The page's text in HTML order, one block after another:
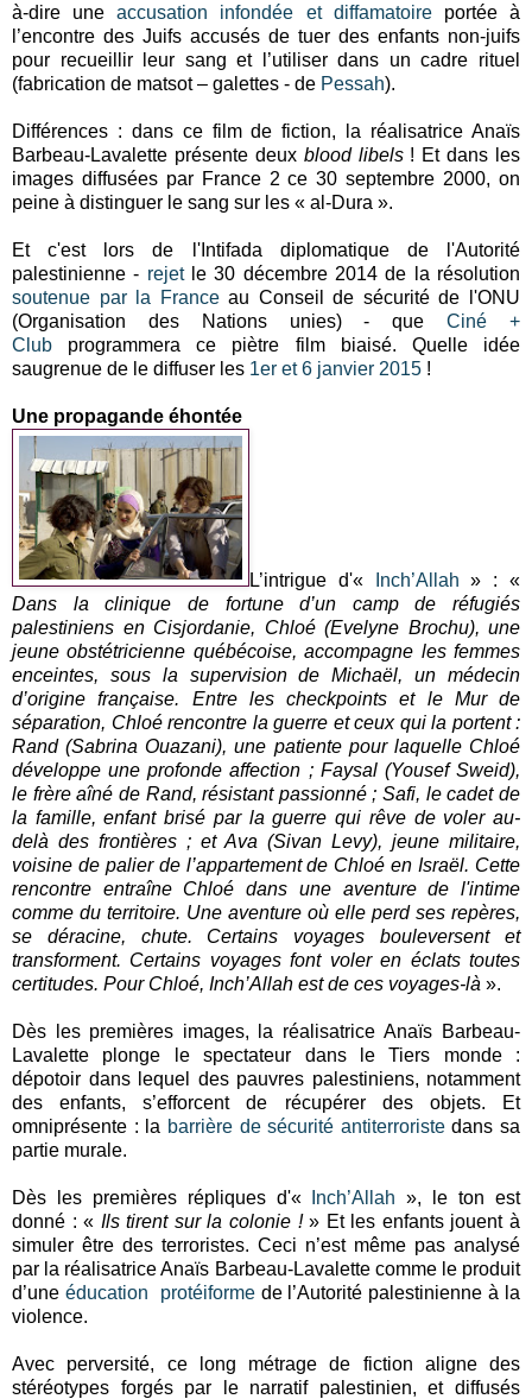
à-dire uneaccusation infondée et diffamatoireportée à
l’encontre des Juifs accusés de tuer des enfants non-juifs
pour recueillir leur sang et l’utiliser dans un cadre rituel
(fabrication de matsot – galettes - de Pessah).
Différences : dans ce film de fiction, la réalisatrice Anaïs
Barbeau-Lavalette présente deux blood libels! Et dans les
images diffusées par France 2 ce 30 septembre 2000, on
peine à distinguer le sang sur les « al-Dura ».
Et c'est lors de l'Intifada diplomatique de l'Autorité
palestinienne - rejetle 30 décembre 2014 de la résolution
soutenue par la Franceau Conseil de sécurité de l'ONU
(Organisation des Nations unies) - queCiné +
Club
programmera ce piètre film biaisé. Quelle idée
saugrenue de le diffuser les 1er et 6 janvier 2015 !
Une propagande éhontée
L’intrigue d'« Inch’Allah »
: «
Dans la clinique de fortune d’un camp de réfugiés
palestiniens en Cisjordanie, Chloé (Evelyne Brochu), une
jeune obstétricienne québécoise, accompagne les femmes
enceintes, sous la supervision de Michaël, un médecin
d’origine française. Entre les checkpoints et le Mur de
séparation, Chloé rencontre la guerre et ceux qui la portent :
Rand (Sabrina Ouazani), une patiente pour laquelle Chloé
développe une profonde affection ; Faysal (Yousef Sweid),
le frère aîné de Rand, résistant passionné ; Safi, le cadet de
la famille, enfant brisé par la guerre qui rêve de voler au-
delà des frontières ; et Ava (Sivan Levy), jeune militaire,
voisine de palier de l’appartement de Chloé en Israël. Cette
rencontre entraîne Chloé dans une aventure de l'intime
comme du territoire. Une aventure où elle perd ses repères,
se déracine, chute. Certains voyages bouleversent et
transforment. Certains voyages font voler en éclats toutes
certitudes. Pour Chloé, Inch’Allah est de ces voyages-là ».
Dès les premières images, la réalisatrice Anaïs Barbeau-
Lavalette plonge le spectateur dans le Tiers monde :
dépotoir dans lequel des pauvres palestiniens, notamment
des enfants, s’efforcent de récupérer des objets. Et
omniprésente : la barrière de sécurité antiterroristedans sa
partie murale.
Dès les premières répliques d'« Inch’Allah », le ton est
donné : « Ils tirent sur la colonie !» Et les enfants jouent à
simuler être des terroristes. Ceci n’est même pas analysé
par la réalisatrice Anaïs Barbeau-Lavalette comme le produit
d’une éducation protéiformede l’Autorité palestinienne à la
violence.
Avec perversité, ce long métrage de fiction aligne des
stéréotypes forgés par le narratif palestinien, et diffusés